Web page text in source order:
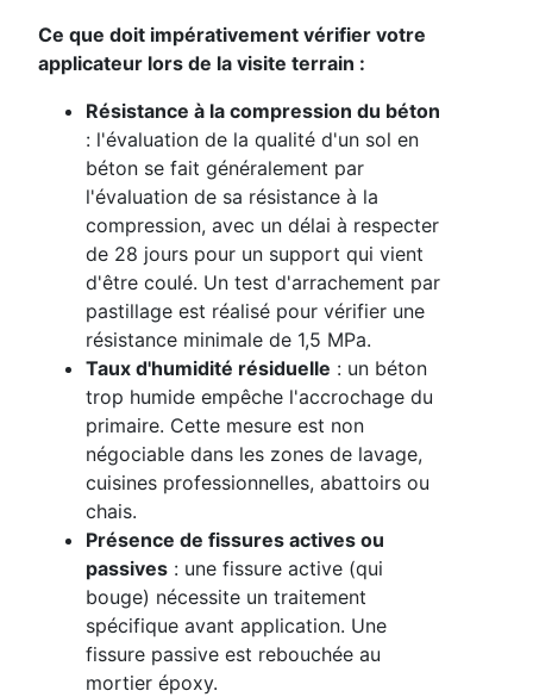
Ce que doit impérativement vérifier votre
applicateur lors de la visite terrain :
Résistance à la compression du béton
: l'évaluation de la qualité d'un sol en
béton se fait généralement par
l'évaluation de sa résistance à la
compression, avec un délai à respecter
de 28 jours pour un support qui vient
d'être coulé. Un test d'arrachement par
pastillage est réalisé pour vérifier une
résistance minimale de 1,5 MPa.
Taux d'humidité résiduelle : un béton
trop humide empêche l'accrochage du
primaire. Cette mesure est non
négociable dans les zones de lavage,
cuisines professionnelles, abattoirs ou
chais.
Présence de fissures actives ou
passives : une fissure active (qui
bouge) nécessite un traitement
spécifique avant application. Une
fissure passive est rebouchée au
mortier époxy.